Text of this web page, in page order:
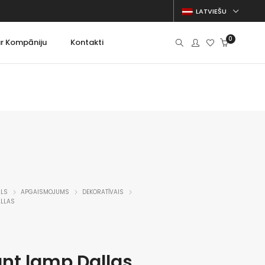
LATVIEŠU
Kompāniju Kontakti 0
APGAISMOJUMS
DEKORATĪVAIS